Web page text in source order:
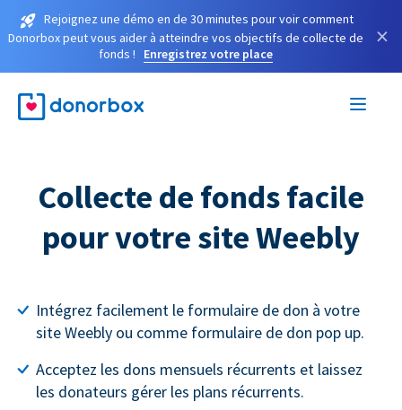
Rejoignez une démo en de 30 minutes pour voir comment
Donorbox peut vous aider à atteindre vos objectifs de collecte de
fonds !
Enregistrez votre place
×
Collecte de fonds facile
pour votre site Weebly
Intégrez facilement le formulaire de don à votre
site Weebly ou comme formulaire de don pop up.
Acceptez les dons mensuels récurrents et laissez
les donateurs gérer les plans récurrents.